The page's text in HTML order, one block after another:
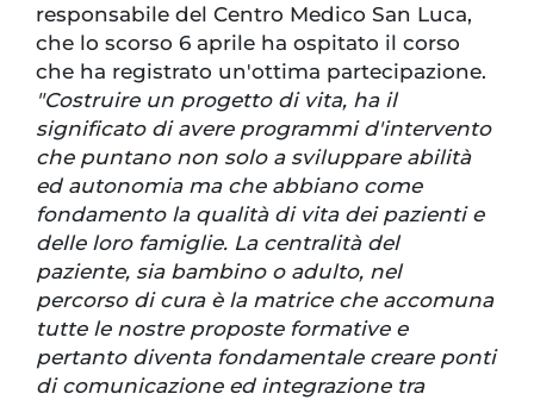
responsabile del Centro Medico San Luca,
che lo scorso 6 aprile ha ospitato il corso
che ha registrato un'ottima partecipazione.
"Costruire un progetto di vita, ha il
significato di avere programmi d'intervento
che puntano non solo a sviluppare abilità
ed autonomia ma che abbiano come
fondamento la qualità di vita dei pazienti e
delle loro famiglie. La centralità del
paziente, sia bambino o adulto, nel
percorso di cura è la matrice che accomuna
tutte le nostre proposte formative e
pertanto diventa fondamentale creare ponti
di comunicazione ed integrazione tra